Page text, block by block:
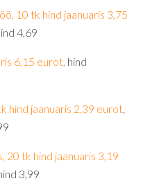
10 tk hind jaanuaris 3,75
4,69
6,15 eurot, hind
hind jaanuaris 2,39 eurot
20 tk hind jaanuaris 3,19
3,99